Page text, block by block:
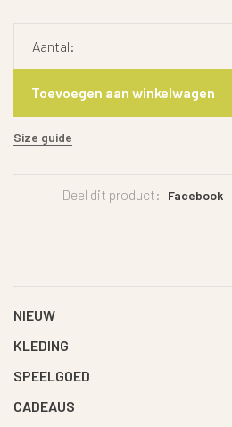
Aantal:
Toevoegen aan winkelwagen
Size guide
Deel dit product: Facebook
NIEUW
KLEDING
SPEELGOED
CADEAUS